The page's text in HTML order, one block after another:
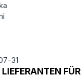
31
FÜR